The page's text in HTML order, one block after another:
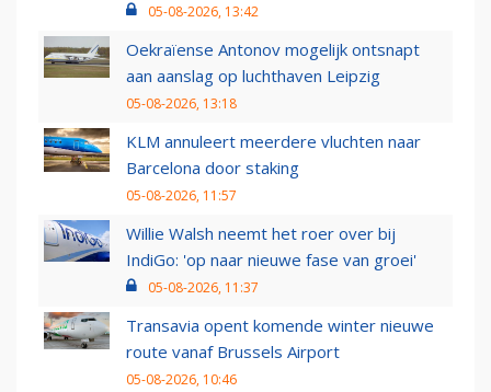
05-08-2026, 13:42
Oekraïense Antonov mogelijk ontsnapt
aan aanslag op luchthaven Leipzig
05-08-2026, 13:18
KLM annuleert meerdere vluchten naar
Barcelona door staking
05-08-2026, 11:57
Willie Walsh neemt het roer over bij
IndiGo: 'op naar nieuwe fase van groei'
05-08-2026, 11:37
Transavia opent komende winter nieuwe
route vanaf Brussels Airport
05-08-2026, 10:46